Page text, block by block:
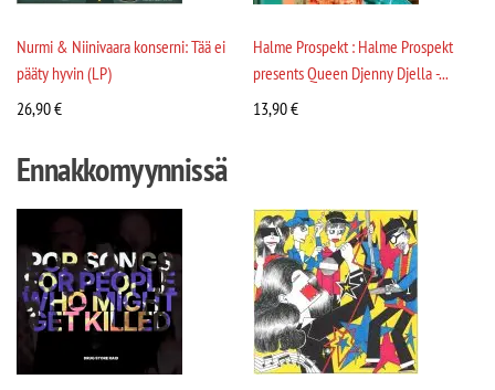
Nurmi & Niinivaara konserni: Tää ei
pääty hyvin (LP)
26,90€
Halme Prospekt : Halme Prospekt
presents Queen Djenny Djella -...
13,90€
Ennakkomyynnissä